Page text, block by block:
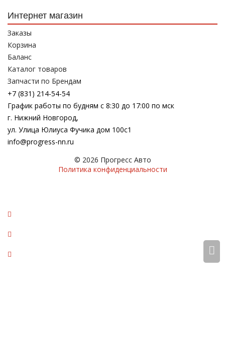
Интернет магазин
Заказы
Корзина
Баланс
Каталог товаров
Запчасти по Брендам
+7 (831) 214-54-54
График работы по будням с 8:30 до 17:00 по мск
г. Нижний Новгород,
ул. Улица Юлиуса Фучика дом 100с1
info@progress-nn.ru
© 2026 Прогресс Авто
Политика конфиденциальности